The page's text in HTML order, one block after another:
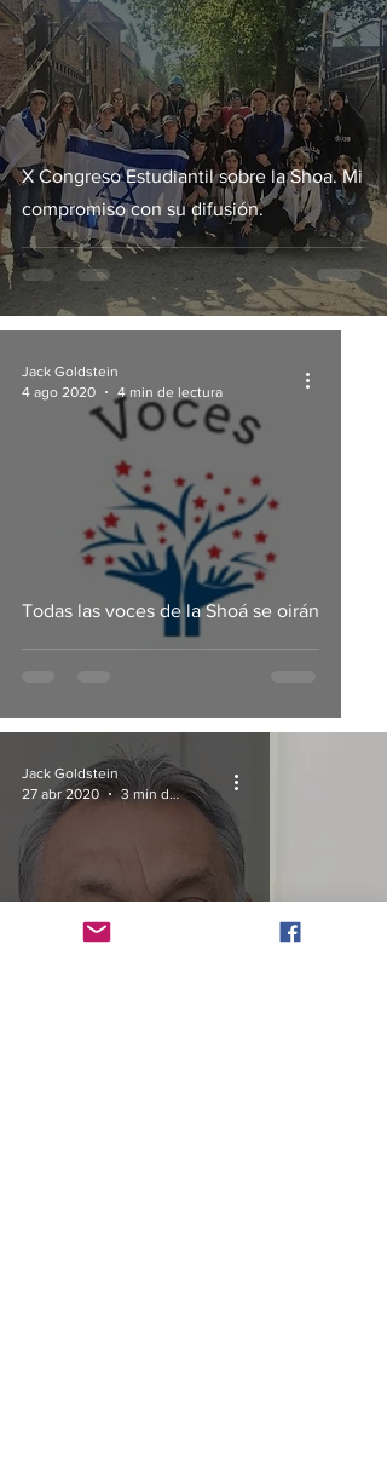
X Congreso Estudiantil sobre la Shoa. Mi
compromiso con su difusión.
Todas las voces de la Shoá se oirán
Jack Goldstein
4 ago 2020
4 min de lectura
Jack Goldstein
27 abr 2020
3 min de lectura